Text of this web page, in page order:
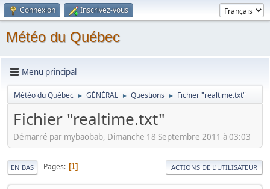
Connexion Inscrivez-vous
Météo du Québec
Menu principal
Météo du Québec ► GÉNÉRAL ► Questions ► Fichier "realtime.txt"
Fichier "realtime.txt"
Démarré par mybaobab, Dimanche 18 Septembre 2011 à 03:03
EN BAS Pages 1 ACTIONS DE L'UTILISATEUR